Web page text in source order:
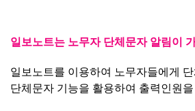
일보노트는 노무자 단체문자 알림이
일보노트를 이용하여 노무자들에게
단체문자 기능을 활용하여 출력인원